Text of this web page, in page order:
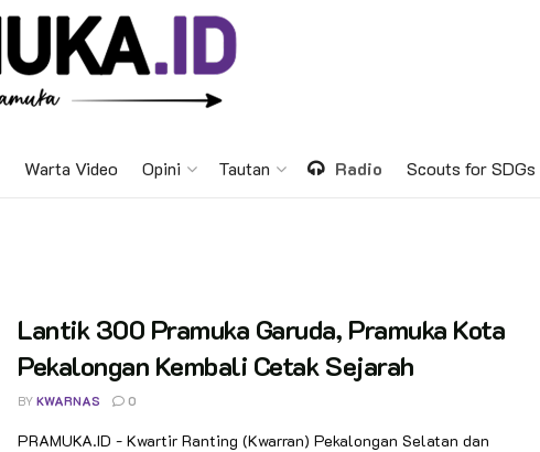
Warta Video Opini Tautan Radio Scouts for SDGs
Lantik 300 Pramuka Garuda, Pramuka Kota
Pekalongan Kembali Cetak Sejarah
BY KWARNAS 0
PRAMUKA.ID - Kwartir Ranting (Kwarran) Pekalongan Selatan dan